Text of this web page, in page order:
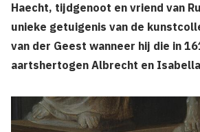
Haecht, tijdgenoot en vriend van
unieke getuigenis van de
van der Geest wanneer hij die in
aartshertogen Albrecht en